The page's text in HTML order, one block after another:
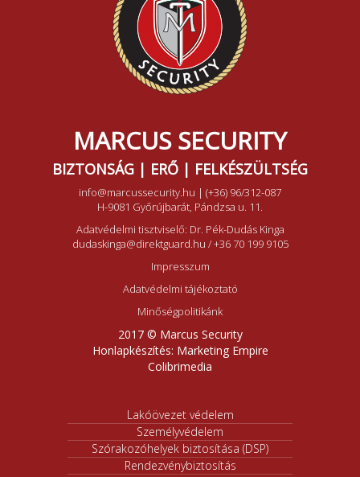
MARCUS SECURITY
BIZTONSÁG | ERŐ | FELKÉSZÜLTSÉG
info@marcussecurity.hu | (+36) 96/312-087
H-9081 Győrújbarát, Pándzsa u. 11.
Adatvédelmi tisztviselő: Dr. Pék-Dudás Kinga
dudaskinga@direktguard.hu /+36 70 199 9105
Impresszum
Adatvédelmi tájékoztató
Minőségpolitikánk
2017 © Marcus Security
Honlapkészítés: Marketing Empire
Colibrimedia
Lakóövezet védelem
Személyvédelem
Szórakozóhelyek biztosítása (DSP)
Rendezvénybiztosítás